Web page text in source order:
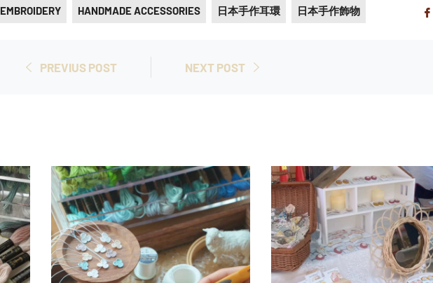
EMBROIDERY HANDMADE ACCESSORIES 日本手作耳環 日本手作飾物
PREVIUS POST
NEXT POST